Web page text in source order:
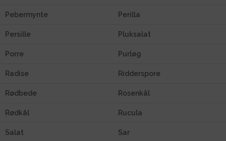
Pebermynte Perilla
Persille Pluksalat
Porre Purløg
Radise Ridderspore
Rødbede Rosenkål
Rødkål Rucula
Salat Sar